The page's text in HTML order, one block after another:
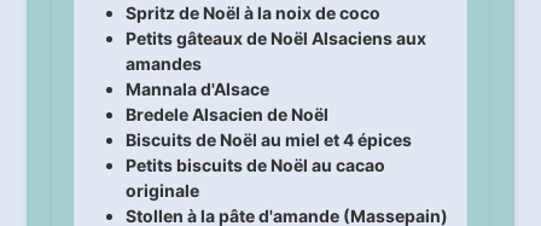
Spritz de Noël à la noix de coco
Petits gâteaux de Noël Alsaciens aux
amandes
Mannala d'Alsace
Bredele Alsacien de Noël
Biscuits de Noël au miel et 4 épices
Petits biscuits de Noël au cacao
originale
Stollen à la pâte d'amande (Massepain)